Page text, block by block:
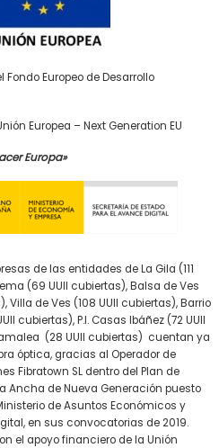
Europeo de Desarrollo
Europea – Next Generation EU
Europa»
de las entidades de La Gila (111
(69 UUII cubiertas), Balsa de Ves
Villa de Ves (108 UUII cubiertas), Barrio
cubiertas), P.I. Casas Ibáñez (72 UUII
(28 UUII cubiertas) cuentan ya
óptica, gracias al Operador de
Fibratown SL dentro del Plan de
Ancha de Nueva Generación puesto
de Asuntos Económicos y
en sus convocatorias de 2019.
el apoyo financiero de la Unión